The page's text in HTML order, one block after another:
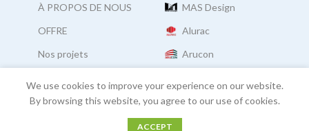
À PROPOS DE NOUS
OFFRE
Nos projets
MAS Design
Alurac
Arucon
COPYRIGHT:ALUM FAB
We use cookies to improve your experience on our website.
By browsing this website, you agree to our use of cookies.
ACCEPT